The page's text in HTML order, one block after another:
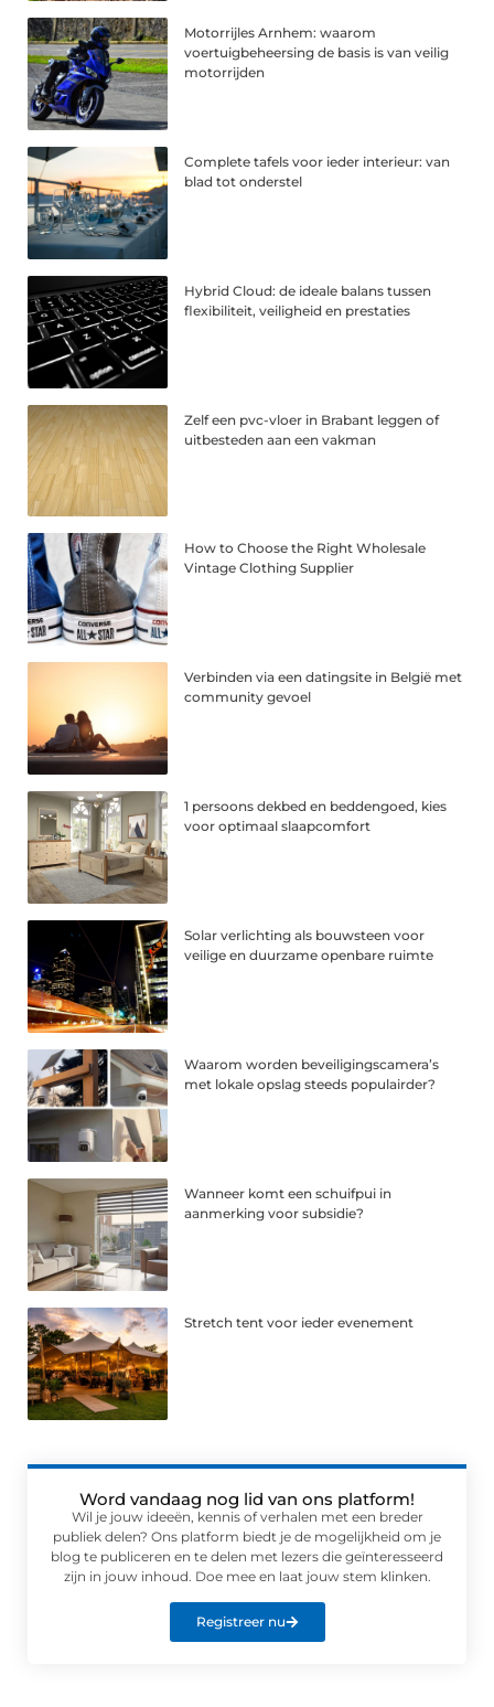
Motorrijles Arnhem: waarom
voertuigbeheersing de basis is van veilig
motorrijden
Complete tafels voor ieder interieur: van
blad tot onderstel
Hybrid Cloud: de ideale balans tussen
flexibiliteit, veiligheid en prestaties
Zelf een pvc-vloer in Brabant leggen of
uitbesteden aan een vakman
How to Choose the Right Wholesale
Vintage Clothing Supplier
Verbinden via een datingsite in België met
community gevoel
1 persoons dekbed en beddengoed, kies
voor optimaal slaapcomfort
Solar verlichting als bouwsteen voor
veilige en duurzame openbare ruimte
Waarom worden beveiligingscamera’s
met lokale opslag steeds populairder?
Wanneer komt een schuifpui in
aanmerking voor subsidie?
Stretch tent voor ieder evenement
Word vandaag nog lid van ons platform!
Wil je jouw ideeën, kennis of verhalen met een breder
publiek delen? Ons platform biedt je de mogelijkheid om je
blog te publiceren en te delen met lezers die geïnteresseerd
zijn in jouw inhoud. Doe mee en laat jouw stem klinken.
Registreer nu